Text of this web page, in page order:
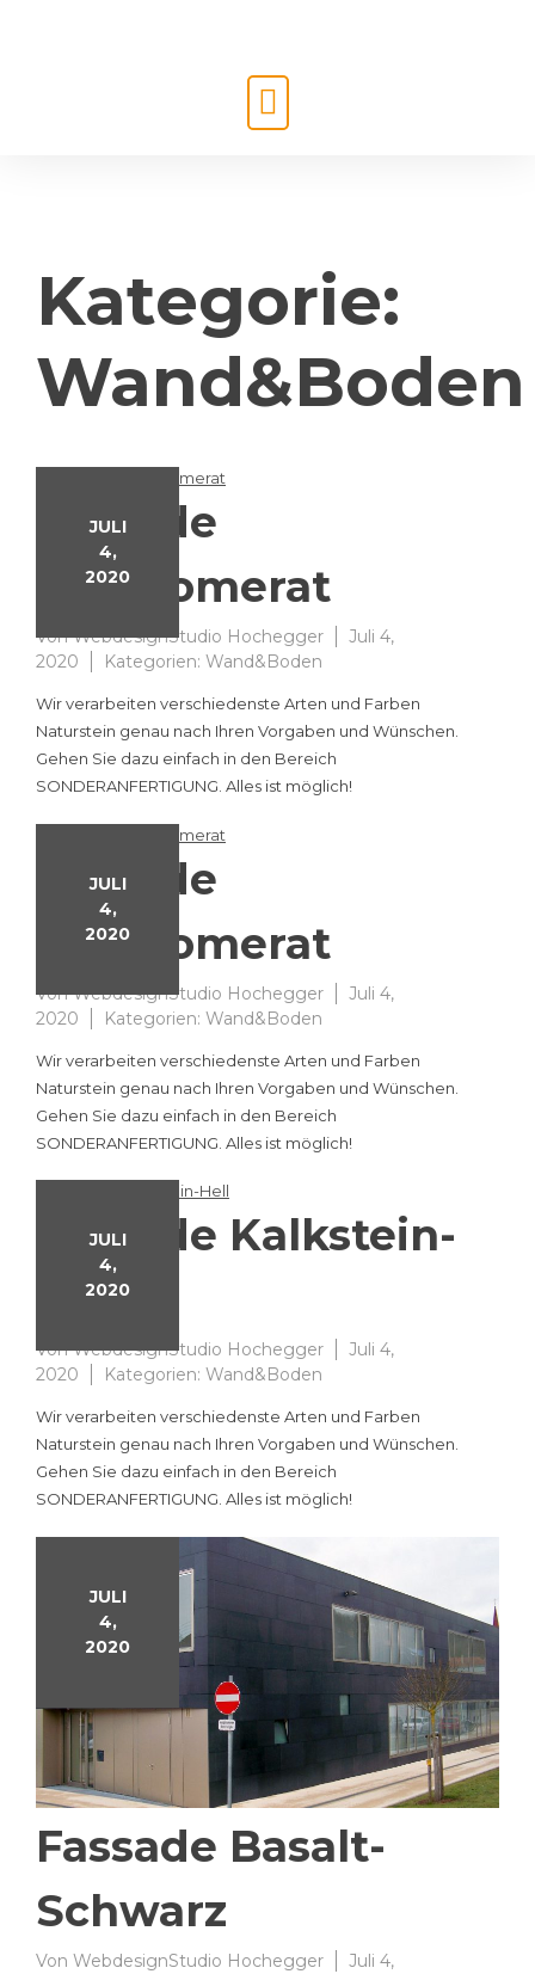
Kategorie:
Wand&Boden
JULI
4,
2020
Fassade
Konglomerat
VonWebdesignStudio Hochegger
Juli 4,
2020
Kategorien: Wand&Boden
Wir verarbeiten verschiedenste Arten und Farben
Naturstein genau nach Ihren Vorgaben und Wünschen.
Gehen Sie dazu einfach in den Bereich
SONDERANFERTIGUNG. Alles ist möglich!
JULI
4,
2020
Fassade
Konglomerat
VonWebdesignStudio Hochegger
Juli 4,
2020
Kategorien: Wand&Boden
Wir verarbeiten verschiedenste Arten und Farben
Naturstein genau nach Ihren Vorgaben und Wünschen.
Gehen Sie dazu einfach in den Bereich
SONDERANFERTIGUNG. Alles ist möglich!
JULI
4,
2020
Fassade Kalkstein-
Hell
VonWebdesignStudio Hochegger
Juli 4,
2020
Kategorien: Wand&Boden
Wir verarbeiten verschiedenste Arten und Farben
Naturstein genau nach Ihren Vorgaben und Wünschen.
Gehen Sie dazu einfach in den Bereich
SONDERANFERTIGUNG. Alles ist möglich!
JULI
4,
2020
Fassade Basalt-
Schwarz
Von WebdesignStudio Hochegger
Juli 4,